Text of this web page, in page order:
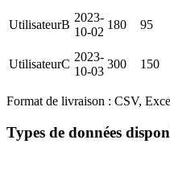
UtilisateurB
2023-
10-02
180 95
UtilisateurC
2023-
10-03
300 150
Format de livraison : CSV,
Types de données